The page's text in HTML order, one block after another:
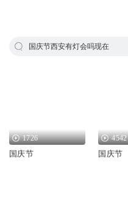
国庆节西安有灯会吗现在
1726
国庆节
4542
国庆节